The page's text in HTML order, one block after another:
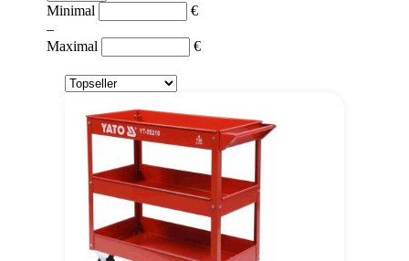
Minimal
€
–
Maximal
€